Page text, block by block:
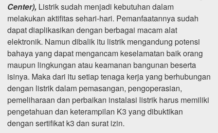
Center), Listrik sudah menjadi kebutuhan dalam
melakukan aktifitas sehari-hari. Pemanfaatannya sudah
dapat diaplikasikan dengan berbagai macam alat
elektronik. Namun dibalik itu listrik mengandung potensi
bahaya yang dapat mengancam keselamatan baik orang
maupun lingkungan atau keamanan bangunan beserta
isinya. Maka dari itu setiap tenaga kerja yang berhubungan
dengan listrik dalam pemasangan, pengoperasian,
pemeliharaan dan perbaikan instalasi listrik harus memiliki
pengetahuan dan keterampilan K3 yang dibuktikan
dengan sertifikat k3 dan surat izin.